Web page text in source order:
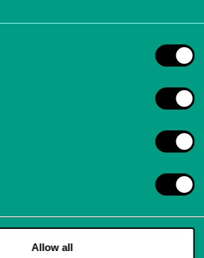
Allow all
die Grundlagen der PWM für
und welche Anforderungen
(PWM) ist ein digitales
ein- und ausgeschaltet wird, um eine